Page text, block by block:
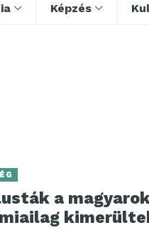
Képzés
a